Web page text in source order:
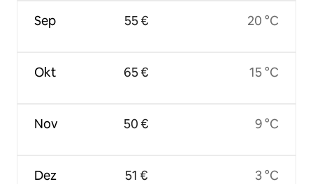
Sep
Okt
Nov
Dez
55 €
65 €
50 €
51 €
20 °C
15 °C
9 °C
3 °C